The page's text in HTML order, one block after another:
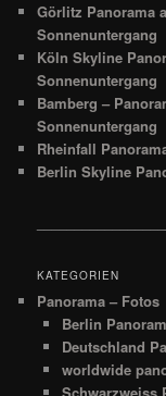
Görlitz Panorama
Sonnenuntergang
Köln Skyline
Sonnenuntergang
Bamberg –
Sonnenuntergang
Rheinfall
Berlin Skyline
KATEGORIEN
Panorama – Fotos
Berlin
Deutschland
worldwide